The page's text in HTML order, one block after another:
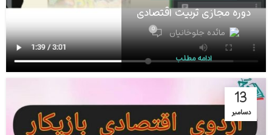
دوره مجازی تربیت اقتصادی
مائده جلوخانیان 0
ادامه مطلب
13
دسامبر